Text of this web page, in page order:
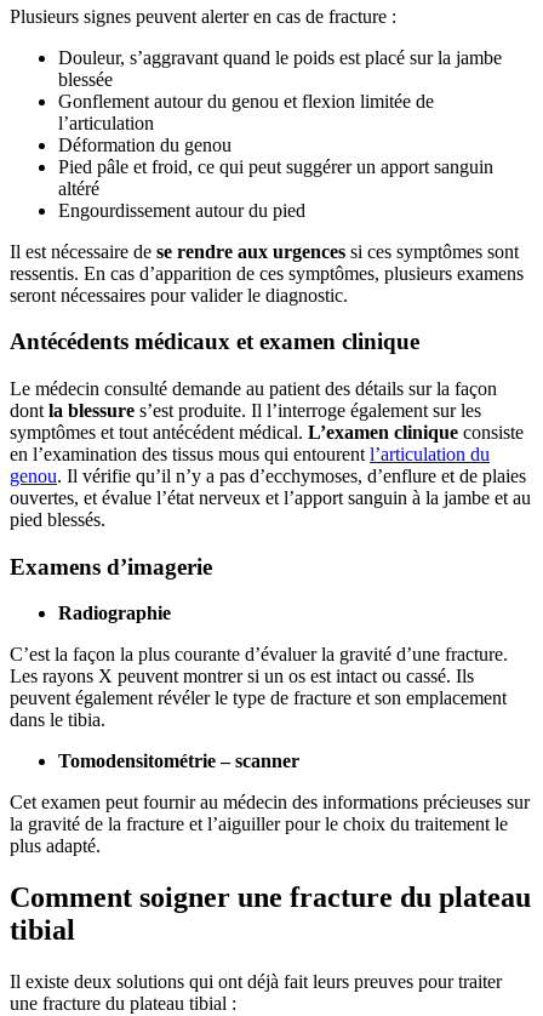
Plusieurs signes peuvent alerter en cas de fracture :
Douleur, s’aggravant quand le poids est placé sur la jambe
blessée
Gonflement autour du genou et flexion limitée de
l’articulation
Déformation du genou
Pied pâle et froid, ce qui peut suggérer un apport sanguin
altéré
Engourdissement autour du pied
Il est nécessaire de se rendre aux urgences si ces symptômes sont
ressentis. En cas d’apparition de ces symptômes, plusieurs examens
seront nécessaires pour valider le diagnostic.
Antécédents médicaux et examen clinique
Le médecin consulté demande au patient des détails sur la façon
dont la blessure s’est produite. Il l’interroge également sur les
symptômes et tout antécédent médical. L’examen clinique consiste
en l’examination des tissus mous qui entourent l’articulation du
genou. Il vérifie qu’il n’y a pas d’ecchymoses, d’enflure et de plaies
ouvertes, et évalue l’état nerveux et l’apport sanguin à la jambe et au
pied blessés.
Examens d’imagerie
Radiographie
C’est la façon la plus courante d’évaluer la gravité d’une fracture.
Les rayons X peuvent montrer si un os est intact ou cassé. Ils
peuvent également révéler le type de fracture et son emplacement
dans le tibia.
Tomodensitométrie – scanner
Cet examen peut fournir au médecin des informations précieuses sur
la gravité de la fracture et l’aiguiller pour le choix du traitement le
plus adapté.
Comment soigner une fracture du plateau
tibial
Il existe deux solutions qui ont déjà fait leurs preuves pour traiter
une fracture du plateau tibial :